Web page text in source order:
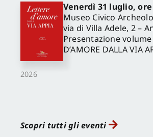
2026
Venerdì 31 luglio, ore
Museo Civico
via di Villa Adele, 2 –
Presentazione volume
D’AMORE DALLA VIA
Scopri tutti gli eventi